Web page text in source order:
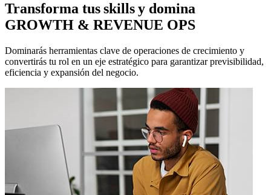
Transforma tus skills y domina
GROWTH & REVENUE OPS
Dominarás herramientas clave de operaciones de crecimiento y
convertirás tu rol en un eje estratégico para garantizar previsibilidad,
eficiencia y expansión del negocio.